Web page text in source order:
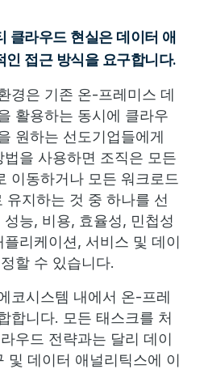
클라우드 현실은 데이터 애
인 접근 방식을 요구합니다.
경은 기존 온-프레미스 데
활용하는 동시에 클라우
원하는 선도기업들에게
을 사용하면 조직은 모든
이동하거나 모든 워크로드
지하는 것 중 하나를 선
능, 비용, 효율성, 민첩성
리케이션, 서비스 및 데이
할 수 있습니다.
코시스템 내에서 온-프레
합니다. 모든 태스크를 처
우드 전략과는 달리 데이
및 데이터 애널리틱스에 이